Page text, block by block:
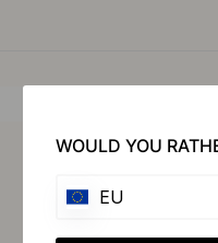
Køb
WOULD YOU
EU